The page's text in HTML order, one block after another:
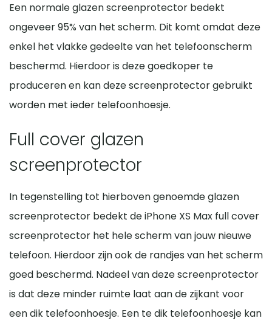
Een normale glazen screenprotector bedekt
ongeveer 95% van het scherm. Dit komt omdat deze
enkel het vlakke gedeelte van het telefoonscherm
beschermd. Hierdoor is deze goedkoper te
produceren en kan deze screenprotector gebruikt
worden met ieder telefoonhoesje.
Full cover glazen
screenprotector
In tegenstelling tot hierboven genoemde glazen
screenprotector bedekt de iPhone XS Max full cover
screenprotector het hele scherm van jouw nieuwe
telefoon. Hierdoor zijn ook de randjes van het scherm
goed beschermd. Nadeel van deze screenprotector
is dat deze minder ruimte laat aan de zijkant voor
een dik telefoonhoesje. Een te dik telefoonhoesje kan